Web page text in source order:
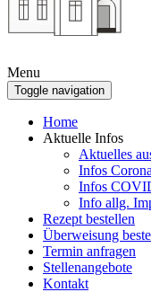
Menu
Toggle navigation
Home
Aktuelle Infos
Aktuelles
Infos
Infos
Info allg.
Rezept bestellen
Überweisung
Termin anfragen
Stellenangebote
Kontakt